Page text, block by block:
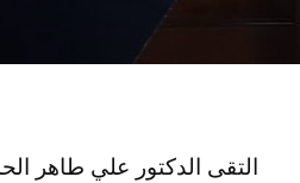
التقى الدكتور علي طاهر